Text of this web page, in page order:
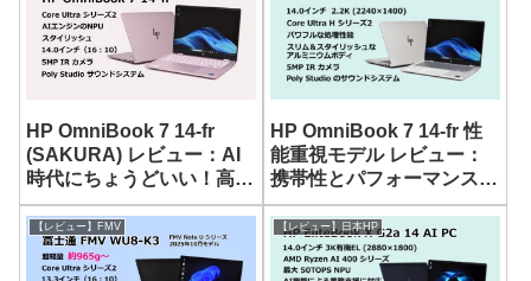
HP OmniBook 7 14-fr
(SAKURA) レビュー：AI
時代にちょうどいい！高性
能でスタイリッシュな14
型ノート
HP OmniBook 7 14-fr 性
能重視モデル レビュー：
携帯性とパフォーマンスを
両立した 14型ノート
【レビュー】FMV 【レビュー】日本HP